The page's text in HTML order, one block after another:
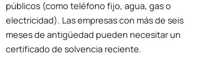
públicos (como teléfono fijo, agua, gas o
electricidad). Las empresas con más de seis
meses de antigüedad pueden necesitar un
certificado de solvencia reciente.